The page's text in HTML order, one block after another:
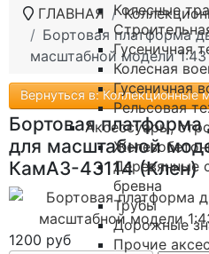
Колесные
Гусеничная
Колесная
Гусеничная
Рельсовая
Аксессуары,
Деревянные
бревна
Трубы
Дорожные
Прочие
ГЛАВНАЯ
Бортовая платформа
масштабной модели
Вернуться в: Коллекционные
Бортовая платформа
для масштабной
КамАЗ-43114 (Клен)
1200 руб